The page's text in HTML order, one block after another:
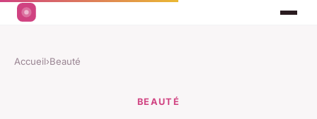
Accueil›Beauté
BEAUTÉ